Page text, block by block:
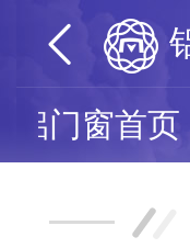
铝门窗首页